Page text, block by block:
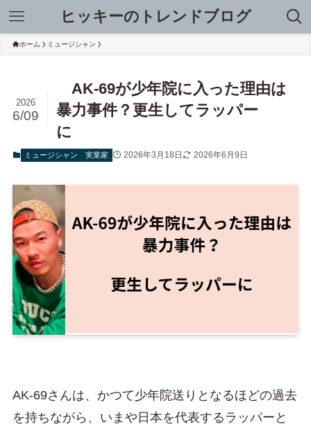
ヒッキーのトレンドブログ
ホーム ミュージシャン
AK-69が少年院に入った理由は
暴力事件？更生してラッパー
に
2026
6/09
ミュージシャン 実業家 2026年3月18日 2026年6月9日
AK-69さんは、かつて少年院送りとなるほどの過去
を持ちながら、いまや日本を代表するラッパーと